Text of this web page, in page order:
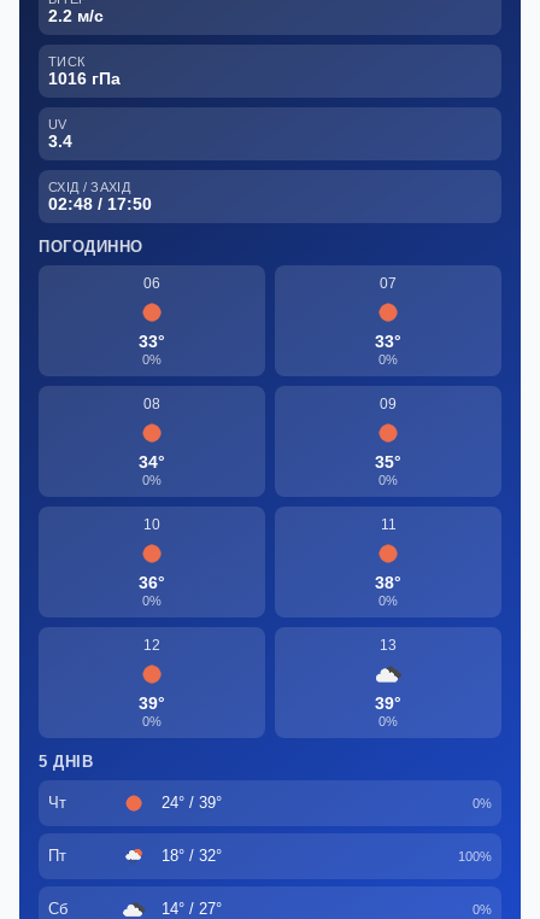
2.2 м/с
ТИСК
1016 гПа
UV
3.4
СХІД / ЗАХІД
02:48 / 17:50
ПОГОДИННО
06
33°
0%
07
33°
0%
08
34°
0%
09
35°
0%
10
36°
0%
11
38°
0%
12
39°
0%
13
39°
0%
5 ДНІВ
Чт 24° / 39° 0%
Пт 18° / 32° 100%
Сб 14° / 27° 0%